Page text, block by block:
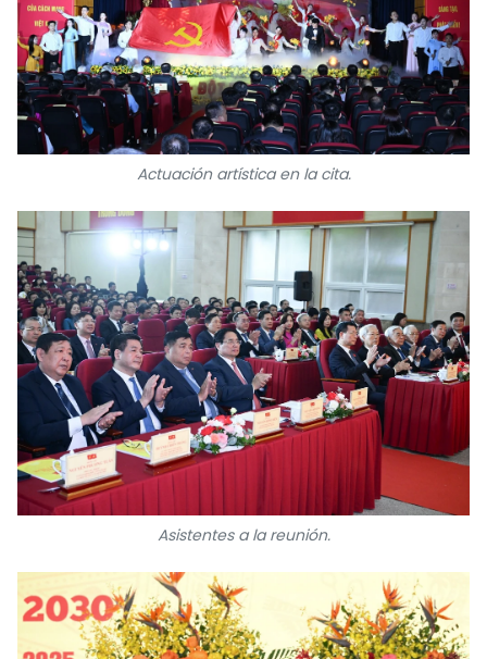
Actuación artística en la cita.
Asistentes a la reunión.